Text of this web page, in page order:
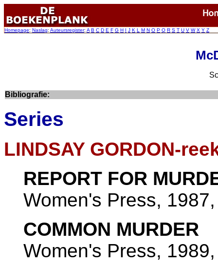
Homepage: Naslag: Auteursregister: A B C D E F G H I J K L M N O P Q R S T U V W X Y Z
Bibliografie:
Series
LINDSAY GORDON-
REPORT FOR
Women's Press,
COMMON MURDER
Women's Press,